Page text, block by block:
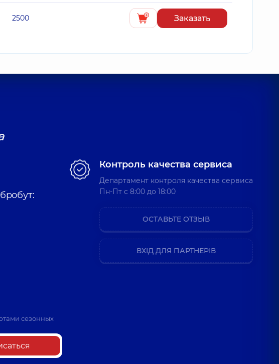
2500 Заказать
сезонных
Контроль качества сервиса
Департамент контроля качества сервиса
Пн-Пт c 8:00 до 18:00
ОСТАВЬТЕ ОТЗЫВ
ВХІД ДЛЯ ПАРТНЕРІВ